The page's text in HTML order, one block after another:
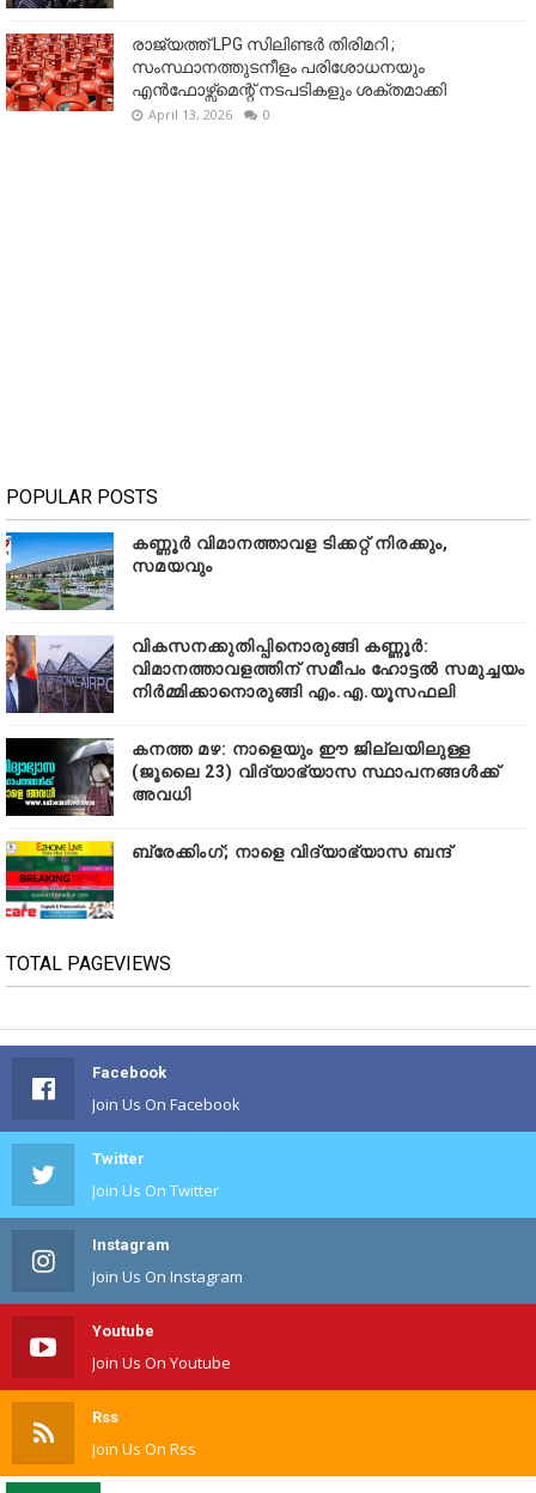
രാജ്യത്ത് LPG സിലിണ്ടർ തിരിമറി ;
സംസ്ഥാനത്തുടനീളം പരിശോധനയും
എൻഫോഴ്സ്മെന്റ് നടപടികളും ശക്തമാക്കി
April 13, 2026 0
POPULAR POSTS
കണ്ണൂർ വിമാനത്താവള ടിക്കറ്റ് നിരക്കും,
സമയവും
വികസനക്കുതിപ്പിനൊരുങ്ങി കണ്ണൂർ:
വിമാനത്താവളത്തിന് സമീപം ഹോട്ടൽ സമുച്ചയം
നിർമ്മിക്കാനൊരുങ്ങി എം.എ.യൂസഫലി
കനത്ത മഴ: നാളെയും ഈ ജില്ലയിലുള്ള
(ജൂലൈ 23) വിദ്യാഭ്യാസ സ്ഥാപനങ്ങൾക്ക്
അവധി
ബ്രേക്കിംഗ്; നാളെ വിദ്യാഭ്യാസ ബന്ദ്
TOTAL PAGEVIEWS
Facebook
Join Us On Facebook
Twitter
Join Us On Twitter
Instagram
Join Us On Instagram
Youtube
Join Us On Youtube
Rss
Join Us On Rss